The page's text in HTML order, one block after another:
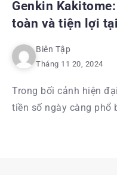
Genkin
toàn và tiện lợi
Biên Tập
Tháng 11 20, 2024
Trong bối cảnh hiện
tiền số ngày càng phổ